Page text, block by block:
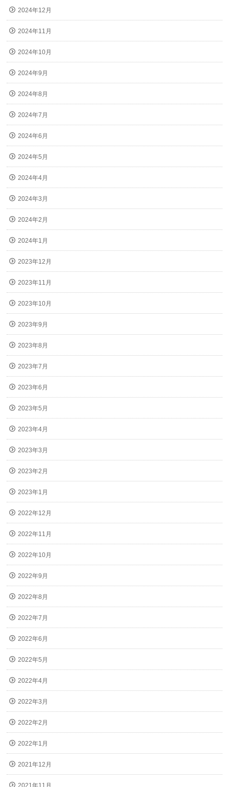
2024年12月
2024年11月
2024年10月
2024年9月
2024年8月
2024年7月
2024年6月
2024年5月
2024年4月
2024年3月
2024年2月
2024年1月
2023年12月
2023年11月
2023年10月
2023年9月
2023年8月
2023年7月
2023年6月
2023年5月
2023年4月
2023年3月
2023年2月
2023年1月
2022年12月
2022年11月
2022年10月
2022年9月
2022年8月
2022年7月
2022年6月
2022年5月
2022年4月
2022年3月
2022年2月
2022年1月
2021年12月
2021年11月